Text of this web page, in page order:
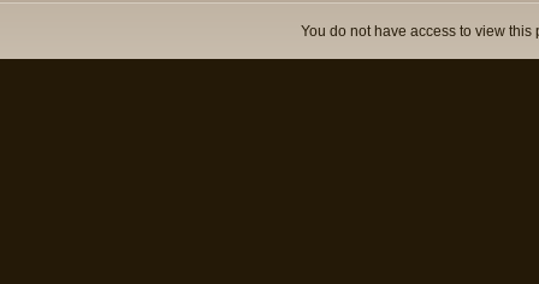
You do not have access to view this